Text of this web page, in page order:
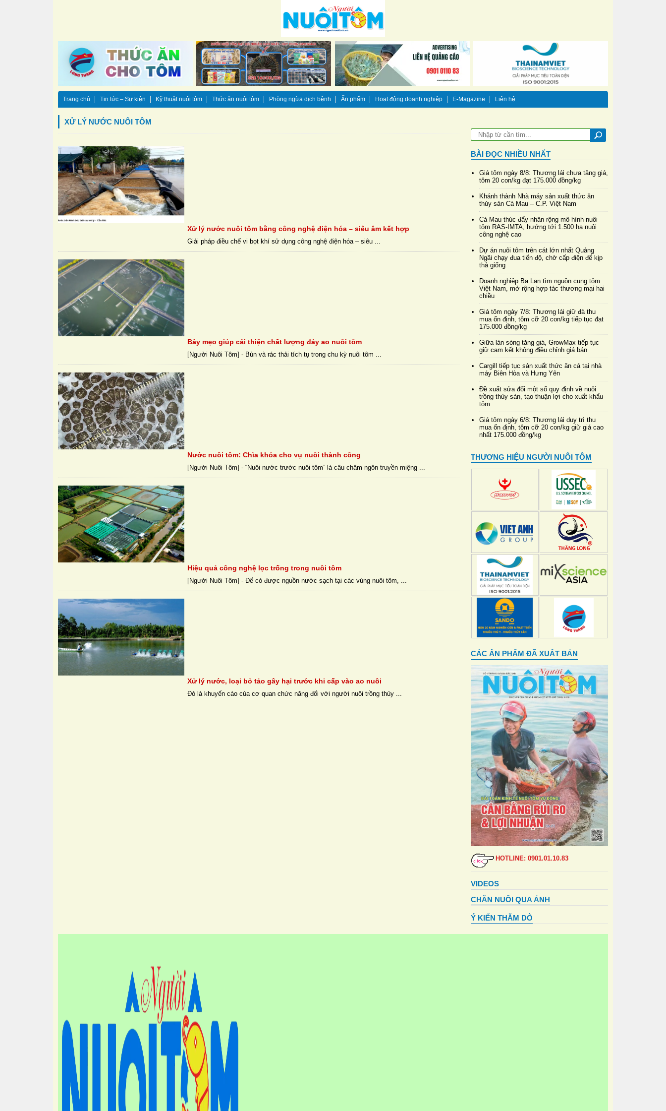
Trang chủ Tin tức – Sự kiện Kỹ thuật nuôi tôm Thức ăn nuôi tôm Phòng ngừa dịch bệnh Ấn phẩm Hoạt động doanh nghiệp E-Magazine Liên hệ
XỬ LÝ NƯỚC NUÔI TÔM
Xử lý nước nuôi tôm bằng công nghệ điện hóa – siêu âm kết hợp
Giải pháp điều chế vi bọt khí sử dụng công nghệ điện hóa – siêu ...
Bảy mẹo giúp cải thiện chất lượng đáy ao nuôi tôm
[Người Nuôi Tôm] - Bùn và rác thải tích tụ trong chu kỳ nuôi tôm ...
Nước nuôi tôm: Chìa khóa cho vụ nuôi thành công
[Người Nuôi Tôm] - “Nuôi nước trước nuôi tôm” là câu châm ngôn truyền miệng ...
Hiệu quả công nghệ lọc trống trong nuôi tôm
[Người Nuôi Tôm] - Để có được nguồn nước sạch tại các vùng nuôi tôm, ...
Xử lý nước, loại bỏ tảo gây hại trước khi cấp vào ao nuôi
Đó là khuyến cáo của cơ quan chức năng đối với người nuôi trồng thủy ...
BÀI ĐỌC NHIỀU NHẤT
Giá tôm ngày 8/8: Thương lái chưa tăng giá,
tôm 20 con/kg đạt 175.000 đồng/kg
Khánh thành Nhà máy sản xuất thức ăn
thủy sản Cà Mau – C.P. Việt Nam
Cà Mau thúc đẩy nhân rộng mô hình nuôi
tôm RAS-IMTA, hướng tới 1.500 ha nuôi
công nghệ cao
Dự án nuôi tôm trên cát lớn nhất Quảng
Ngãi chạy đua tiến độ, chờ cấp điện để kịp
thả giống
Doanh nghiệp Ba Lan tìm nguồn cung tôm
Việt Nam, mở rộng hợp tác thương mại hai
chiều
Giá tôm ngày 7/8: Thương lái giữ đà thu
mua ổn định, tôm cỡ 20 con/kg tiếp tục đạt
175.000 đồng/kg
Giữa làn sóng tăng giá, GrowMax tiếp tục
giữ cam kết không điều chỉnh giá bán
Cargill tiếp tục sản xuất thức ăn cá tại nhà
máy Biên Hòa và Hưng Yên
Đề xuất sửa đổi một số quy định về nuôi
trồng thủy sản, tạo thuận lợi cho xuất khẩu
tôm
Giá tôm ngày 6/8: Thương lái duy trì thu
mua ổn định, tôm cỡ 20 con/kg giữ giá cao
nhất 175.000 đồng/kg
THƯƠNG HIỆU NGƯỜI NUÔI TÔM
CÁC ẤN PHẨM ĐÃ XUẤT BẢN
HOTLINE: 0901.01.10.83
VIDEOS
CHĂN NUÔI QUA ẢNH
Ý KIẾN THĂM DÒ